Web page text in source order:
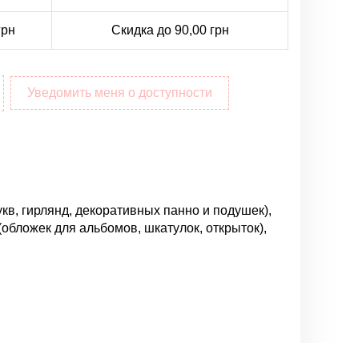
Скидка до 90,00 грн
Уведомить меня о доступности
гирлянд, декоративных панно и подушек),
для альбомов, шкатулок, открыток),